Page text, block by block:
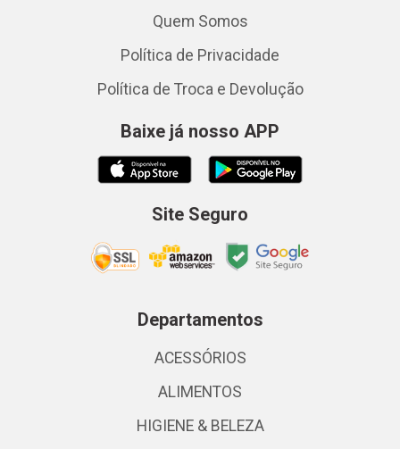
Quem Somos
Política de Privacidade
Política de Troca e Devolução
Baixe já nosso APP
Site Seguro
Departamentos
ACESSÓRIOS
ALIMENTOS
HIGIENE & BELEZA